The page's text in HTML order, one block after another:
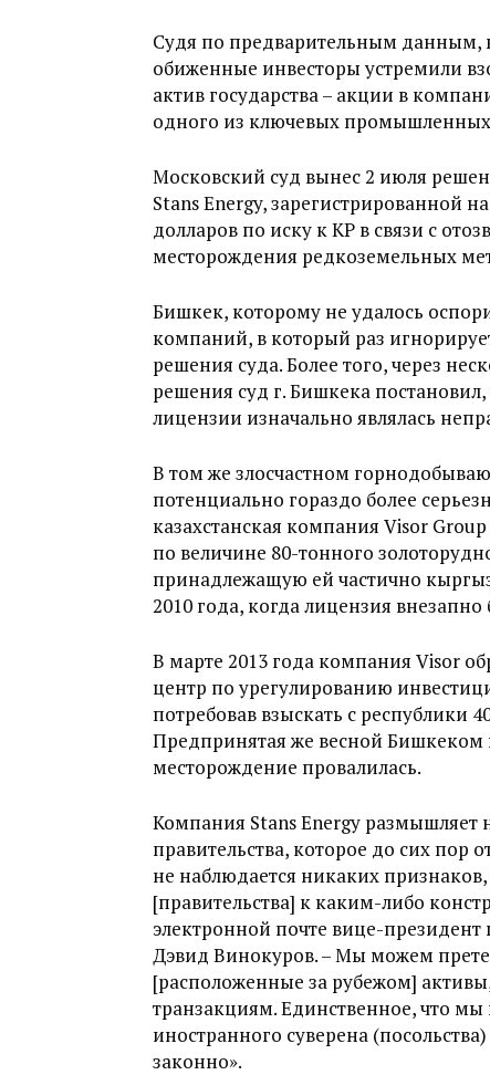
Судя по предварительным данным,
обиженные инвесторы устремили
актив государства – акции в
одного из ключевых
Московский суд вынес 2 июля
Stans Energy, зарегистрированной
долларов по иску к КР в связи с
месторождения редкоземельных
Бишкек, которому не удалось
компаний, в который раз
решения суда. Более того, через
решения суд г. Бишкека
лицензии изначально являлась
В том же злосчастном
потенциально гораздо более
казахстанская компания Visor
по величине 80-тонного
принадлежащую ей частично
2010 года, когда лицензия внезапно
В марте 2013 года компания Visor
центр по урегулированию
потребовав взыскать с республики
Предпринятая же весной Бишкеком
месторождение провалилась.
Компания Stans Energy размышляет
правительства, которое до сих пор
не наблюдается никаких
[правительства] к каким-либо
электронной почте вице-
Дэвид Винокуров. – Мы можем
[расположенные за рубежом]
транзакциям. Единственное, что мы
иностранного суверена
законно».